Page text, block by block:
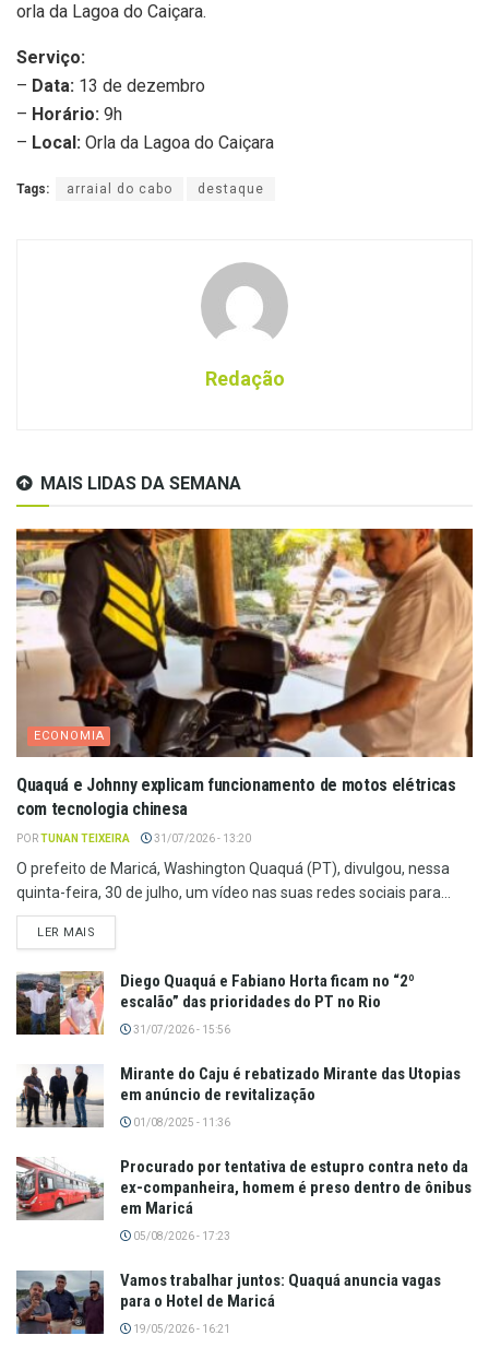
orla da Lagoa do Caiçara.
Serviço:
– Data: 13 de dezembro
– Horário: 9h
– Local: Orla da Lagoa do Caiçara
Tags: arraial do cabo destaque
Redação
MAIS LIDAS DA SEMANA
ECONOMIA
Quaquá e Johnny explicam funcionamento de motos elétricas
com tecnologia chinesa
POR TUNAN TEIXEIRA 31/07/2026 - 13:20
O prefeito de Maricá, Washington Quaquá (PT), divulgou, nessa
quinta-feira, 30 de julho, um vídeo nas suas redes sociais para...
LER MAIS
Diego Quaquá e Fabiano Horta ficam no “2º
escalão” das prioridades do PT no Rio
31/07/2026 - 15:56
Mirante do Caju é rebatizado Mirante das Utopias
em anúncio de revitalização
01/08/2025 - 11:36
Procurado por tentativa de estupro contra neto da
ex-companheira, homem é preso dentro de ônibus
em Maricá
05/08/2026 - 17:23
Vamos trabalhar juntos: Quaquá anuncia vagas
para o Hotel de Maricá
19/05/2026 - 16:21